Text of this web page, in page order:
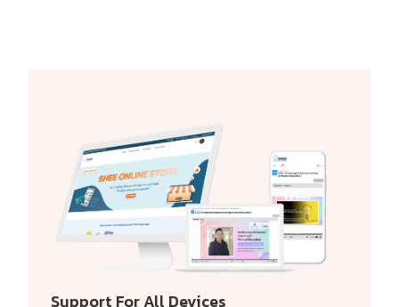
Support For All Devices